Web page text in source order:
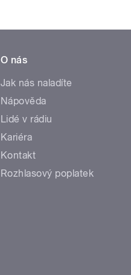
O nás
Jak nás naladíte
Nápověda
Lidé v rádiu
Kariéra
Kontakt
Rozhlasový poplatek